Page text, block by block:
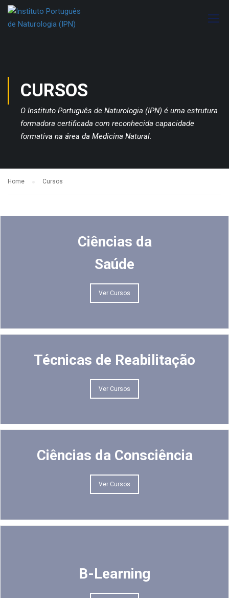
CURSOS
O Instituto Português de Naturologia (IPN) é uma estrutura
formadora certificada com reconhecida capacidade
formativa na área da Medicina Natural.
Home Cursos
Ciências da
Saúde
Ver Cursos
Técnicas de Reabilitação
Ver Cursos
Ciências da Consciência
Ver Cursos
B-Learning